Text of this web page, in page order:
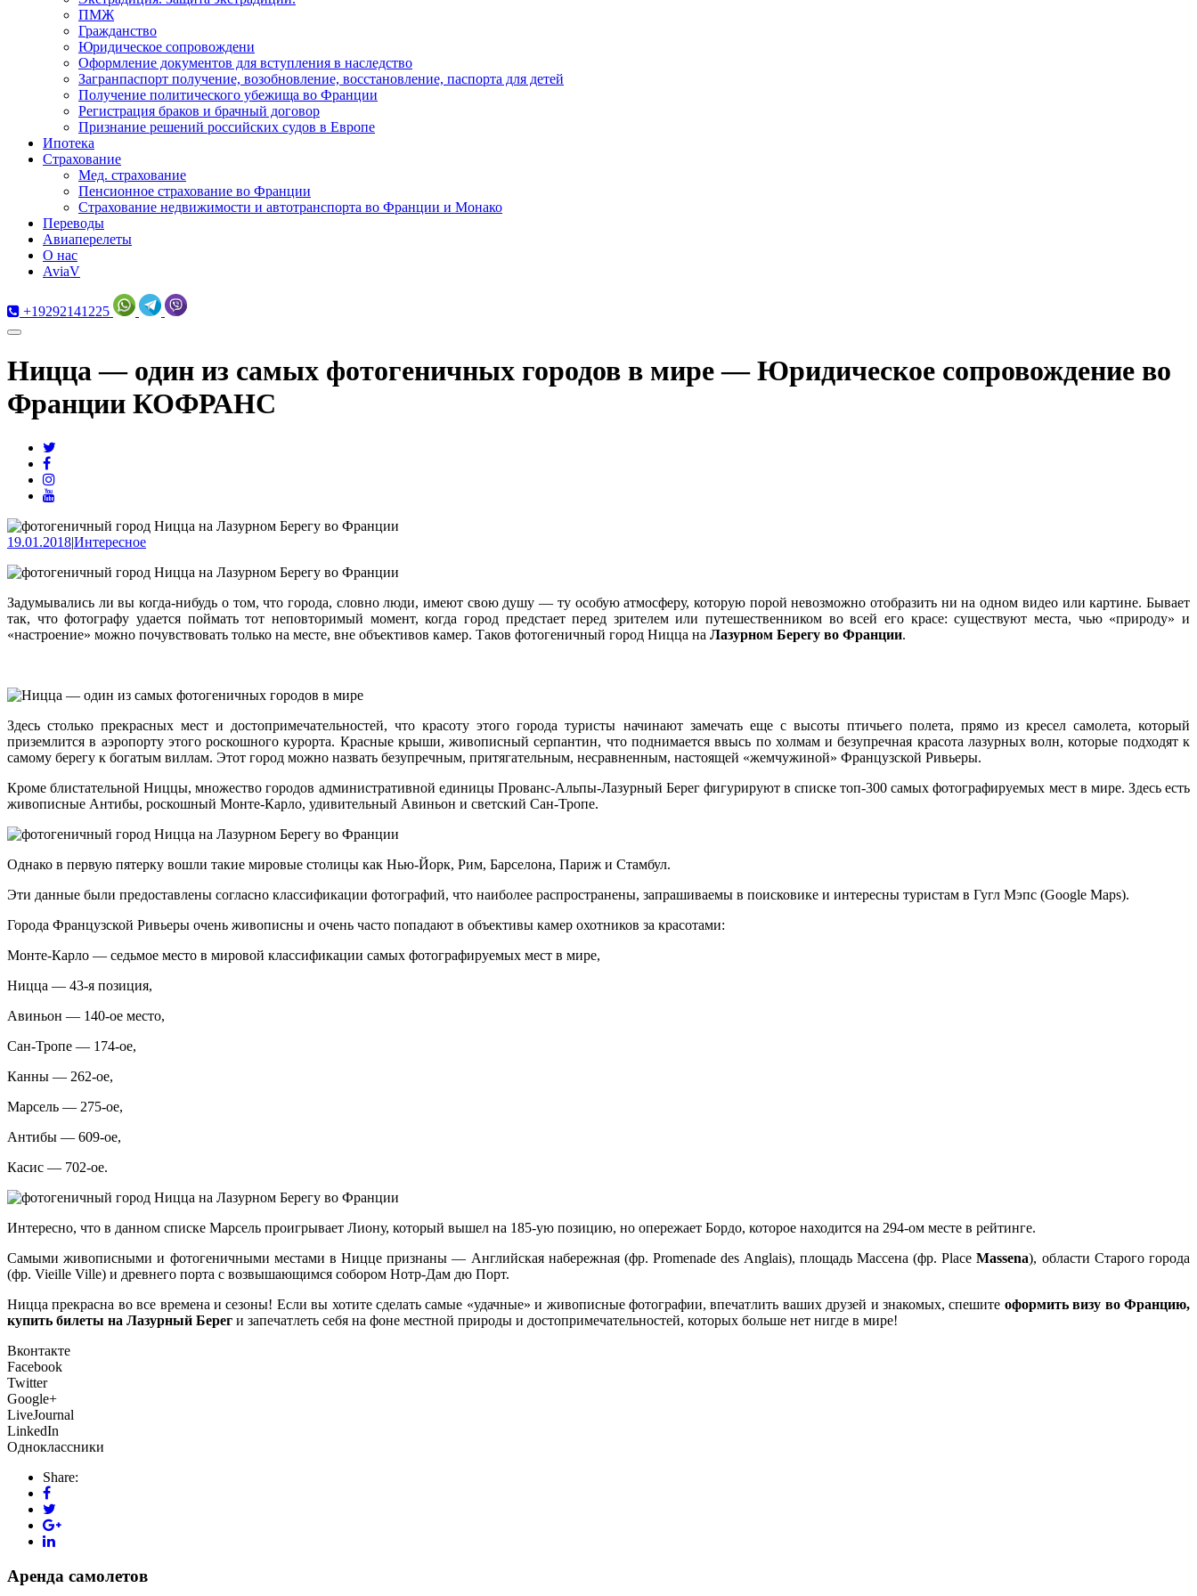
ПМЖ
Гражданство
Юридическое сопровождени
Оформление документов для вступления в наследство
Загранпаспорт получение, возобновление, восстановление, паспорта для детей
Получение политического убежища во Франции
Регистрация браков и брачный договор
Признание решений российских судов в Европе
Ипотека
Страхование
Мед. страхование
Пенсионное страхование во Франции
Страхование недвижимости и автотранспорта во Франции и Монако
Переводы
Авиаперелеты
О нас
AviaV
+19292141225
Ницца — один из самых фотогеничных городов в мире — Юридическое сопровождение во
Франции КОФРАНС
19.01.2018|Интересное
Задумывались ли вы когда-нибудь о том, что города, словно люди, имеют свою душу — ту особую атмосферу, которую порой невозможно отобразить ни на одном видео или картине. Бывает
так, что фотографу удается поймать тот неповторимый момент, когда город предстает перед зрителем или путешественником во всей его красе: существуют места, чью «природу» и
«настроение» можно почувствовать только на месте, вне объективов камер. Таков фотогеничный город Ницца на Лазурном Берегу во Франции.
Здесь столько прекрасных мест и достопримечательностей, что красоту этого города туристы начинают замечать еще с высоты птичьего полета, прямо из кресел самолета, который
приземлится в аэропорту этого роскошного курорта. Красные крыши, живописный серпантин, что поднимается ввысь по холмам и безупречная красота лазурных волн, которые подходят к
самому берегу к богатым виллам. Этот город можно назвать безупречным, притягательным, несравненным, настоящей «жемчужиной» Французской Ривьеры.
Кроме блистательной Ниццы, множество городов административной единицы Прованс-Альпы-Лазурный Берег фигурируют в списке топ-300 самых фотографируемых мест в мире. Здесь есть
живописные Антибы, роскошный Монте-Карло, удивительный Авиньон и светский Сан-Тропе.
Однако в первую пятерку вошли такие мировые столицы как Нью-Йорк, Рим, Барселона, Париж и Стамбул.
Эти данные были предоставлены согласно классификации фотографий, что наиболее распространены, запрашиваемы в поисковике и интересны туристам в Гугл Мэпс (Google Maps).
Города Французской Ривьеры очень живописны и очень часто попадают в объективы камер охотников за красотами:
Монте-Карло — седьмое место в мировой классификации самых фотографируемых мест в мире,
Ницца — 43-я позиция,
Авиньон — 140-ое место,
Сан-Тропе — 174-ое,
Канны — 262-ое,
Марсель — 275-ое,
Антибы — 609-ое,
Касис — 702-ое.
Интересно, что в данном списке Марсель проигрывает Лиону, который вышел на 185-ую позицию, но опережает Бордо, которое находится на 294-ом месте в рейтинге.
Самыми живописными и фотогеничными местами в Ницце признаны — Английская набережная (фр. Promenade des Anglais), площадь Массена (фр. PlaceMassena), области Старого города
(фр. Vieille Ville) и древнего порта с возвышающимся собором Нотр-Дам дю Порт.
Ницца прекрасна во все времена и сезоны! Если вы хотите сделать самые «удачные» и живописные фотографии, впечатлить ваших друзей и знакомых, спешите оформить визу во Францию,
купить билеты на Лазурный Берег и запечатлеть себя на фоне местной природы и достопримечательностей, которых больше нет нигде в мире!
Вконтакте
Facebook
Twitter
Google+
LiveJournal
LinkedIn
Одноклассники
Share:
Аренда самолетов